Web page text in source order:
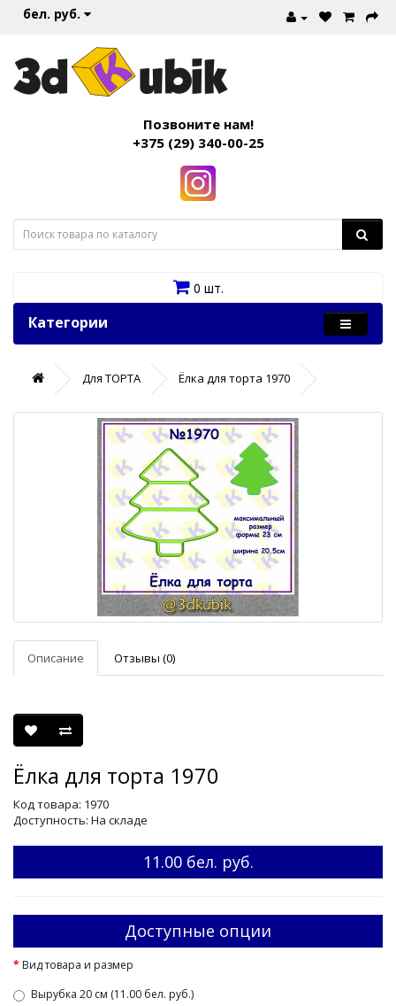
бел. руб.
Позвоните нам!
+375 (29) 340-00-25
0 шт.
Категории
Для ТОРТА Ёлка для торта 1970
Описание Отзывы (0)
Ёлка для торта 1970
Код товара: 1970
Доступность: На складе
11.00 бел. руб.
Доступные опции
Вид товара и размер
Вырубка 20 см (11.00 бел. руб.)